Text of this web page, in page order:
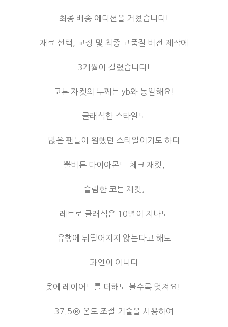
최종 배송 에디션을 거쳤습니다!
재료 선택, 교정 및 최종 고품질 버전 제작에
3개월이 걸렸습니다!
코튼 자켓의 두께는 yb와 동일해요!
클래식한 스타일도
많은 팬들이 원했던 스타일이기도 하다
뿔버튼 다이아몬드 체크 재킷,
슬림한 코튼 재킷,
레트로 클래식은 10년이 지나도
유행에 뒤떨어지지 않는다고 해도
과언이 아니다
옷에 레이어드를 더해도 볼수록 멋져요!
37.5® 온도 조절 기술을 사용하여